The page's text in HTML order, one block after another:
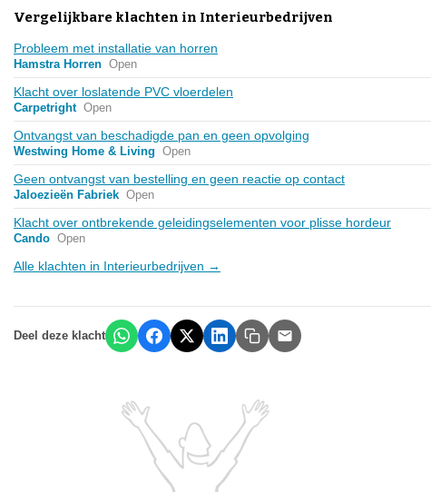
Vergelijkbare klachten in Interieurbedrijven
Probleem met installatie van horren
Hamstra Horren Open
Klacht over loslatende PVC vloerdelen
Carpetright Open
Ontvangst van beschadigde pan en geen opvolging
Westwing Home & Living Open
Geen ontvangst van bestelling en geen reactie op contact
Jaloezieën Fabriek Open
Klacht over ontbrekende geleidingselementen voor plisse hordeur
Cando Open
Alle klachten in Interieurbedrijven →
Deel deze klacht